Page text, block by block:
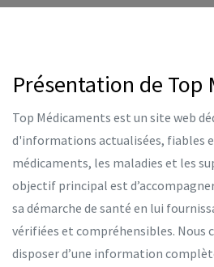
Présentation de Top
Top Médicaments est un site web
d'informations actualisées, fiables
médicaments, les maladies et les
objectif principal est
sa démarche de santé en lui
vérifiées et compréhensibles. Nous
disposer d’une information